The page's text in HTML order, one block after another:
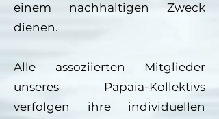
einem nachhaltigen Zweck
dienen.
Alle assoziierten Mitglieder
unseres Papaia-Kollektivs
verfolgen ihre individuellen